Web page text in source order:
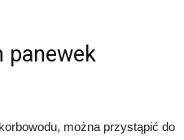
panewek
można przystąpić do